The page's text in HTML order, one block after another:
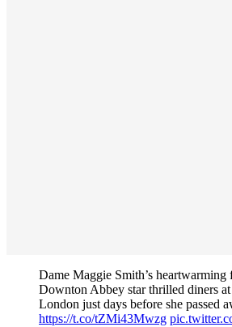
Dame Maggie Smith’s
Downton Abbey star thrilled diners
London just days before she passed
https://t.co/tZMi43Mwzg